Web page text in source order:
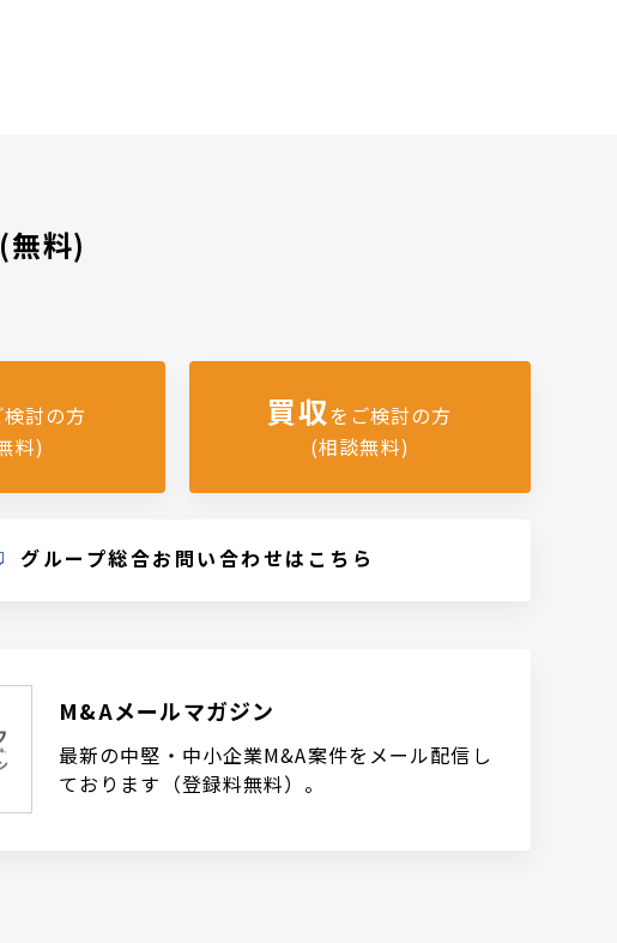
無料)
討の方
料)
買収をご検討の方
(相談無料)
グループ総合お問い合わせはこちら
M&Aメールマガジン
最新の中堅・中小企業M&A案件をメール配信し
ております（登録料無料）。